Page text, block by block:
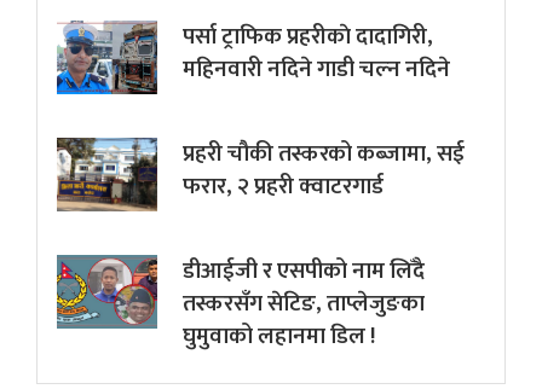
पर्सा ट्राफिक प्रहरीकाे दादागिरी,
महिनवारी नदिने गाडी चल्न नदिने
प्रहरी चौकी तस्करको कब्जामा, सई
फरार, २ प्रहरी क्वाटरगार्ड
डीआईजी र एसपीको नाम लिँदै
तस्करसँग सेटिङ, ताप्लेजुङका
घुमुवाको लहानमा डिल !